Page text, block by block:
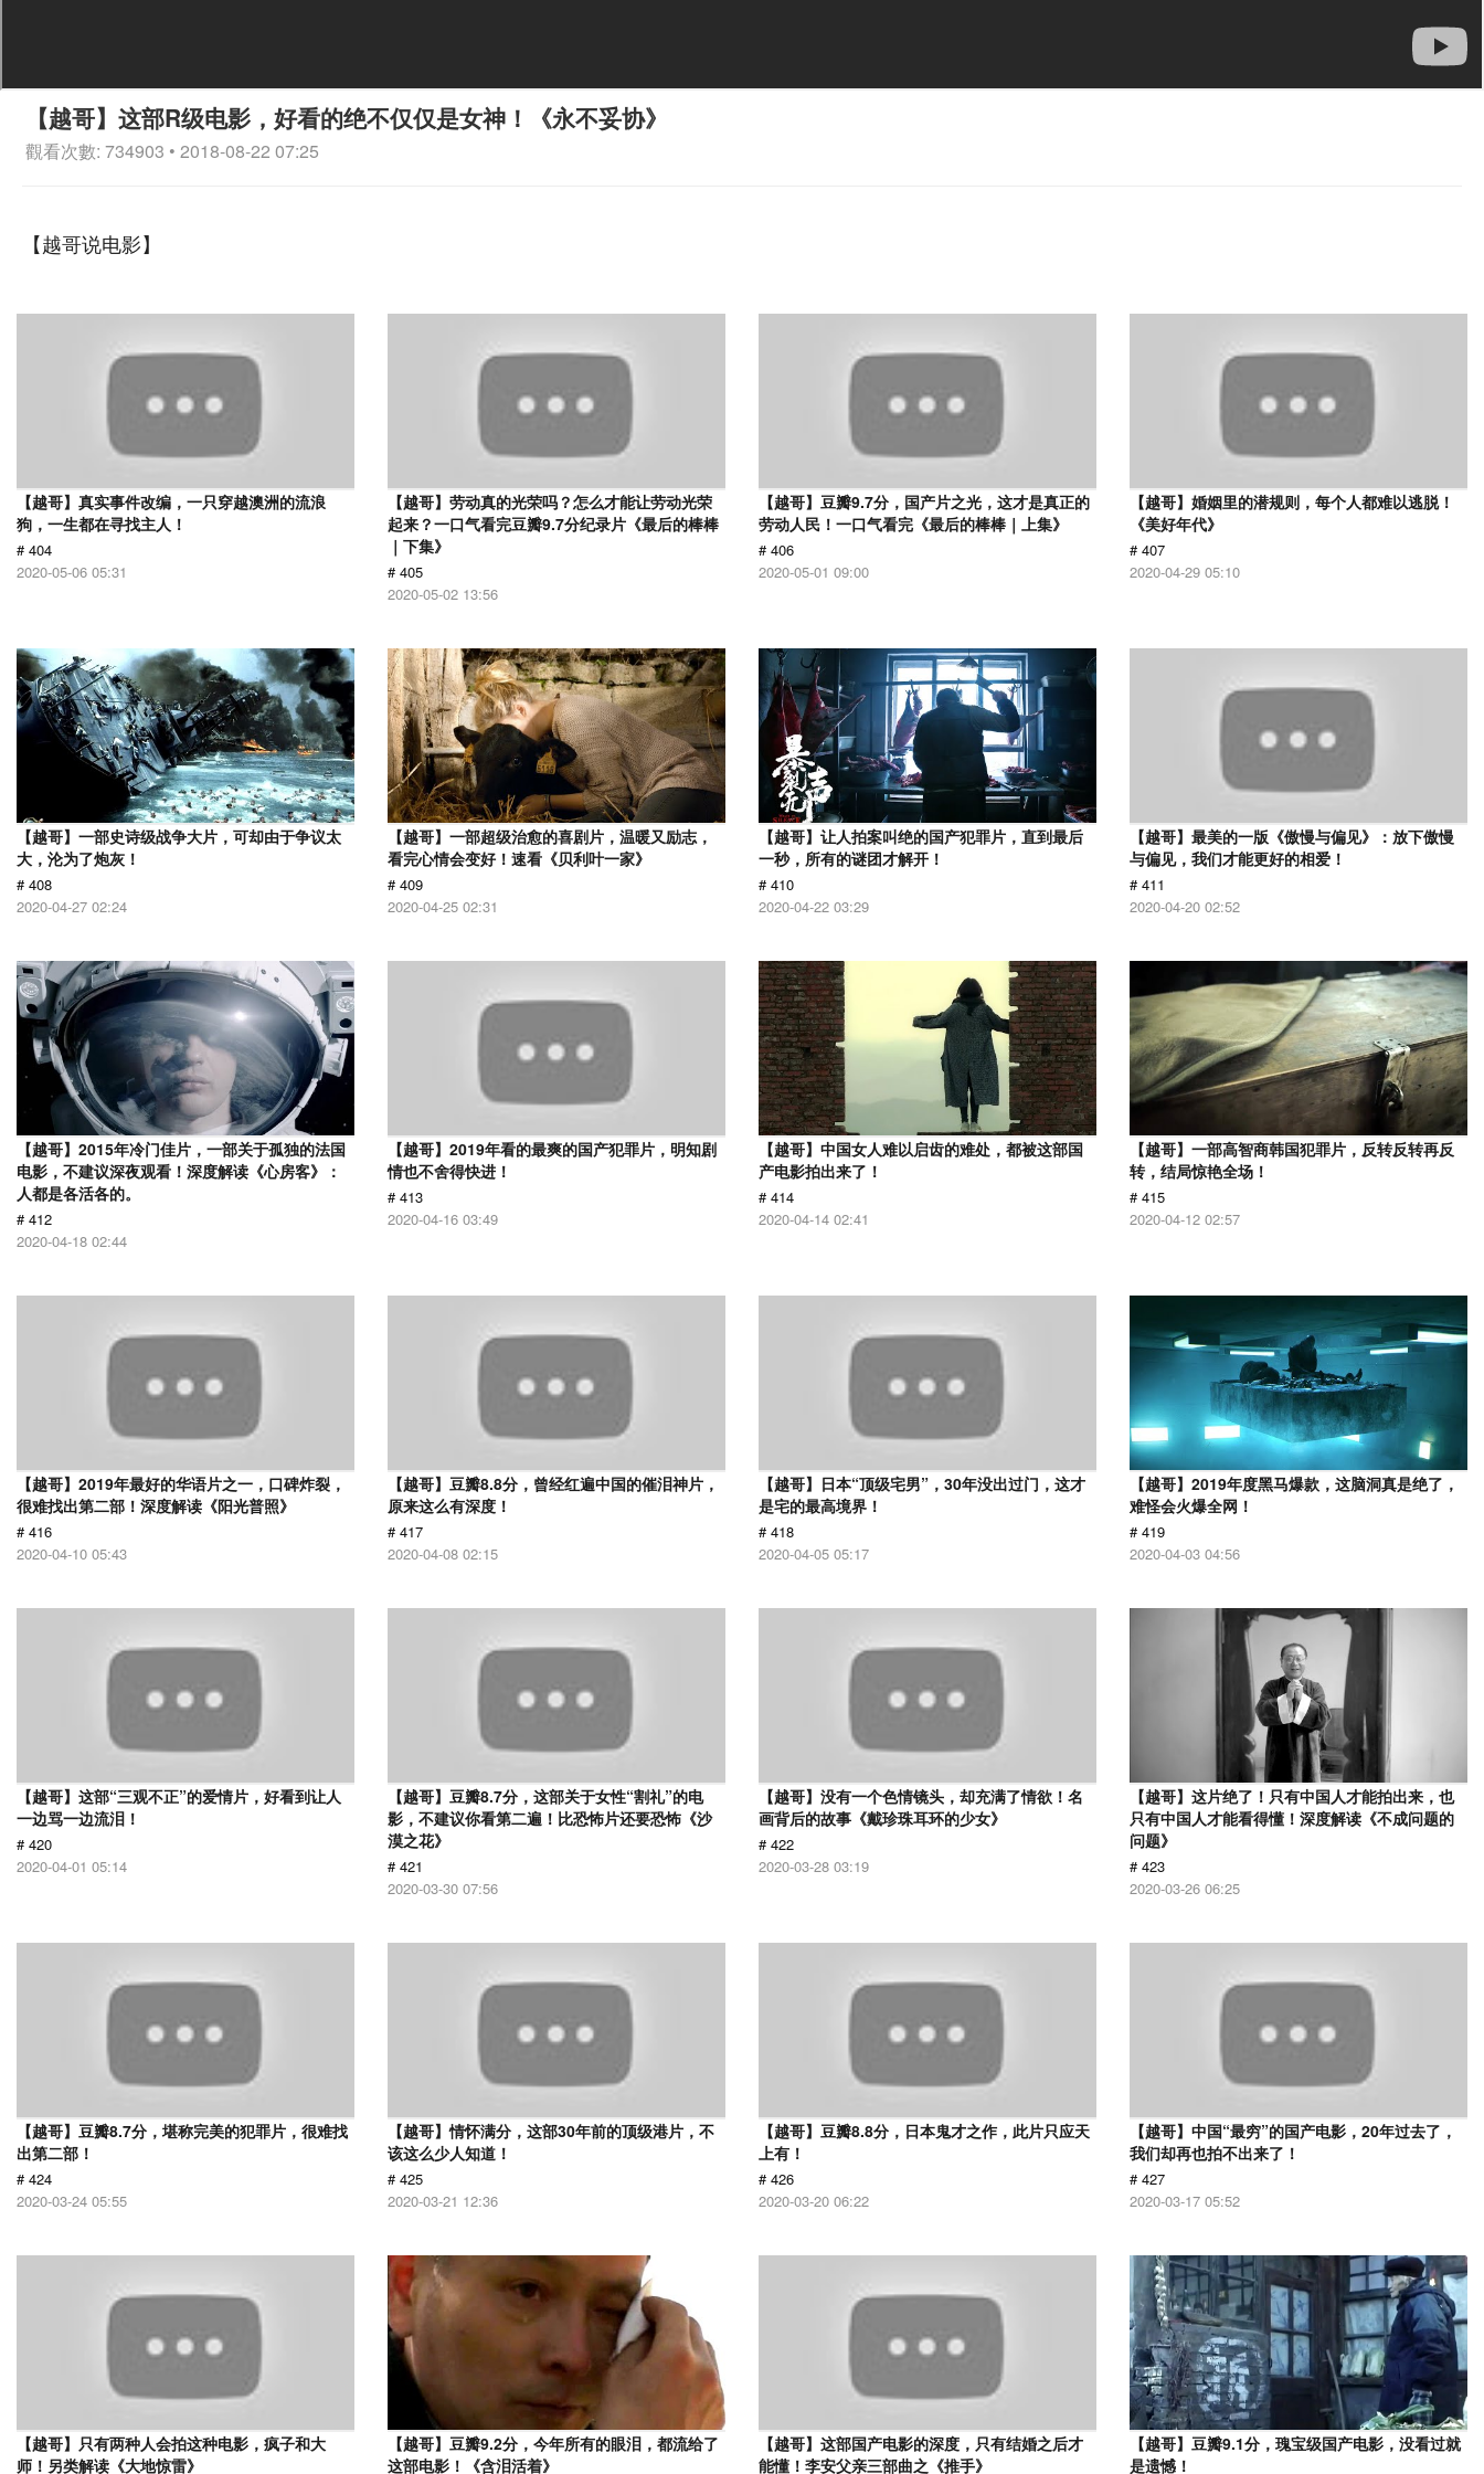
【越哥】这部R级电影，好看的绝不仅仅是女神！《永不妥协》
觀看次數: 734903 • 2018-08-22 07:25
【越哥说电影】
【越哥】真实事件改编，一只穿越澳洲的流浪
狗，一生都在寻找主人！
# 404
2020-05-06 05:31
【越哥】劳动真的光荣吗？怎么才能让劳动光荣
起来？一口气看完豆瓣9.7分纪录片《最后的棒棒
｜下集》
# 405
2020-05-02 13:56
【越哥】豆瓣9.7分，国产片之光，这才是真正的
劳动人民！一口气看完《最后的棒棒｜上集》
# 406
2020-05-01 09:00
【越哥】婚姻里的潜规则，每个人都难以逃脱！
《美好年代》
# 407
2020-04-29 05:10
【越哥】一部史诗级战争大片，可却由于争议太
大，沦为了炮灰！
# 408
2020-04-27 02:24
【越哥】一部超级治愈的喜剧片，温暖又励志，
看完心情会变好！速看《贝利叶一家》
# 409
2020-04-25 02:31
【越哥】让人拍案叫绝的国产犯罪片，直到最后
一秒，所有的谜团才解开！
# 410
2020-04-22 03:29
【越哥】最美的一版《傲慢与偏见》：放下傲慢
与偏见，我们才能更好的相爱！
# 411
2020-04-20 02:52
【越哥】2015年冷门佳片，一部关于孤独的法国
电影，不建议深夜观看！深度解读《心房客》：
人都是各活各的。
# 412
2020-04-18 02:44
【越哥】2019年看的最爽的国产犯罪片，明知剧
情也不舍得快进！
# 413
2020-04-16 03:49
【越哥】中国女人难以启齿的难处，都被这部国
产电影拍出来了！
# 414
2020-04-14 02:41
【越哥】一部高智商韩国犯罪片，反转反转再反
转，结局惊艳全场！
# 415
2020-04-12 02:57
【越哥】2019年最好的华语片之一，口碑炸裂，
很难找出第二部！深度解读《阳光普照》
# 416
2020-04-10 05:43
【越哥】豆瓣8.8分，曾经红遍中国的催泪神片，
原来这么有深度！
# 417
2020-04-08 02:15
【越哥】日本“顶级宅男”，30年没出过门，这才
是宅的最高境界！
# 418
2020-04-05 05:17
【越哥】2019年度黑马爆款，这脑洞真是绝了，
难怪会火爆全网！
# 419
2020-04-03 04:56
【越哥】这部“三观不正”的爱情片，好看到让人
一边骂一边流泪！
# 420
2020-04-01 05:14
【越哥】豆瓣8.7分，这部关于女性“割礼”的电
影，不建议你看第二遍！比恐怖片还要恐怖《沙
漠之花》
# 421
2020-03-30 07:56
【越哥】没有一个色情镜头，却充满了情欲！名
画背后的故事《戴珍珠耳环的少女》
# 422
2020-03-28 03:19
【越哥】这片绝了！只有中国人才能拍出来，也
只有中国人才能看得懂！深度解读《不成问题的
问题》
# 423
2020-03-26 06:25
【越哥】豆瓣8.7分，堪称完美的犯罪片，很难找
出第二部！
# 424
2020-03-24 05:55
【越哥】情怀满分，这部30年前的顶级港片，不
该这么少人知道！
# 425
2020-03-21 12:36
【越哥】豆瓣8.8分，日本鬼才之作，此片只应天
上有！
# 426
2020-03-20 06:22
【越哥】中国“最穷”的国产电影，20年过去了，
我们却再也拍不出来了！
# 427
2020-03-17 05:52
【越哥】只有两种人会拍这种电影，疯子和大
师！另类解读《大地惊雷》
【越哥】豆瓣9.2分，今年所有的眼泪，都流给了
这部电影！《含泪活着》
【越哥】这部国产电影的深度，只有结婚之后才
能懂！李安父亲三部曲之《推手》
【越哥】豆瓣9.1分，瑰宝级国产电影，没看过就
是遗憾！